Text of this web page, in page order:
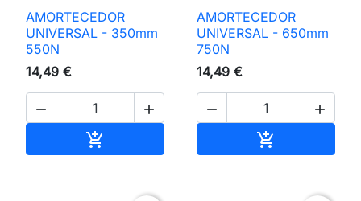
AMORTECEDOR
UNIVERSAL - 350mm
550N
14,49 €
 

AMORTECEDOR
UNIVERSAL - 650mm
750N
14,49 €
 
